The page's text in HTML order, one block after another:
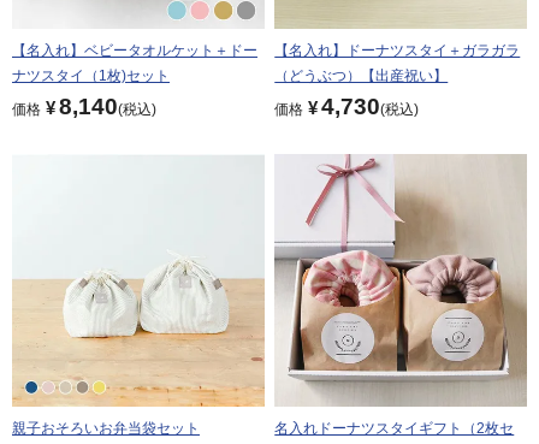
【名入れ】ベビータオルケット＋ドー
ナツスタイ（1枚)セット
価格 ¥8,140 税込
【名入れ】ドーナツスタイ＋ガラガラ
（どうぶつ）【出産祝い】
価格 ¥4,730 税込
親子おそろいお弁当袋セット
名入れドーナツスタイギフト（2枚セ